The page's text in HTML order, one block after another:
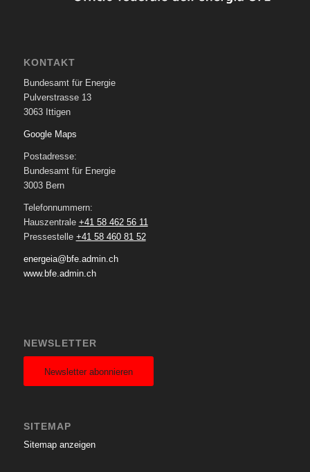
KONTAKT
Bundesamt für Energie
Pulverstrasse 13
3063 Ittigen
Google Maps
Postadresse:
Bundesamt für Energie
3003 Bern
Telefonnummern:
Hauszentrale +41 58 462 56 11
Pressestelle +41 58 460 81 52
energeia@bfe.admin.ch
www.bfe.admin.ch
NEWSLETTER
Newsletter abonnieren
SITEMAP
Sitemap anzeigen